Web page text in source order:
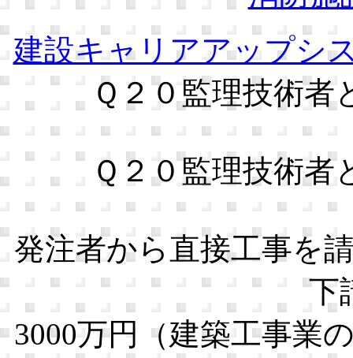
建設キャリアアップシ
Ｑ２０監理技術
Ｑ２０監理技術
発注者から直接工事を
下
3000万円（建築工事業